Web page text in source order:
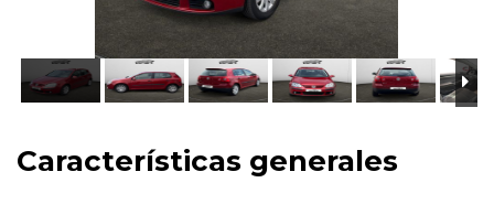
Características generales